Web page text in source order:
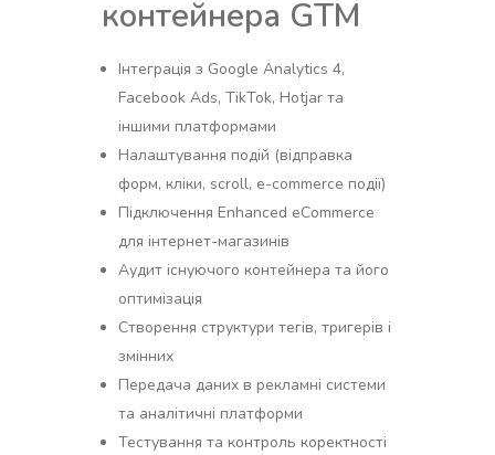
контейнера GTM
Інтеграція з Google Analytics 4,
Facebook Ads, TikTok, Hotjar та
іншими платформами
Налаштування подій (відправка
форм, кліки, scroll, e-commerce події)
Підключення Enhanced eCommerce
для інтернет-магазинів
Аудит існуючого контейнера та його
оптимізація
Створення структури тегів, тригерів і
змінних
Передача даних в рекламні системи
та аналітичні платформи
Тестування та контроль коректності